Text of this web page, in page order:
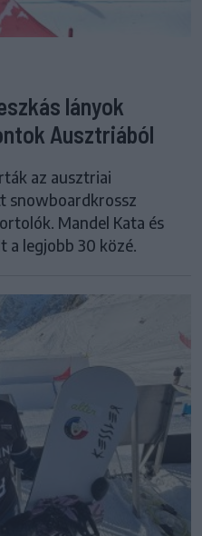
lányok
Ausztriából
az ausztriai
snowboardkrossz
Mandel Kata és
a legjobb 30 közé.